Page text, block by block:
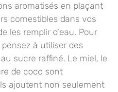
aromatisés en plaçant
comestibles dans vos
les remplir d’eau. Pour
à utiliser des
sucre raffiné. Le miel, le
de coco sont
ajoutent non seulement